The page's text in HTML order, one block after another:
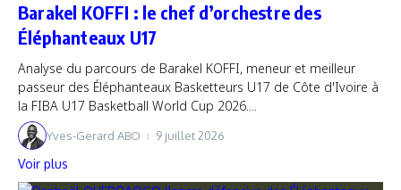
Barakel KOFFI : le chef d’orchestre des
Éléphanteaux U17
Analyse du parcours de Barakel KOFFI, meneur et meilleur
passeur des Éléphanteaux Basketteurs U17 de Côte d'Ivoire à
la FIBA U17 Basketball World Cup 2026....
Yves-Gerard ABO 9 juillet 2026
Voir plus